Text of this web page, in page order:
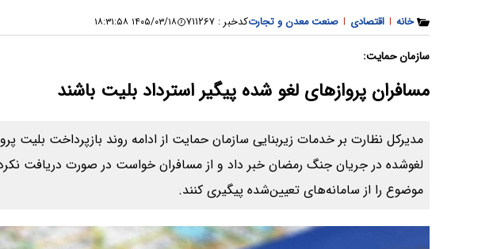
خانه | اقتصادی | صنعت معدن و تجارتکدخبر : ۷۱۱۲۶۷ ۱۴۰۵/۰۳/۱۸ ۱۸:۳۱:۵۸
سازمان حمایت:
مسافران پروازهای لغو شده پیگیر استرداد بلیت باشند
مدیرکل نظارت بر خدمات زیربنایی سازمان حمایت از ادامه روند بازپرداخت بلیت
لغوشده در جریان جنگ رمضان خبر داد و از مسافران خواست در صورت دریافت
موضوع را از سامانه‌های تعیین‌شده پیگیری کنند.